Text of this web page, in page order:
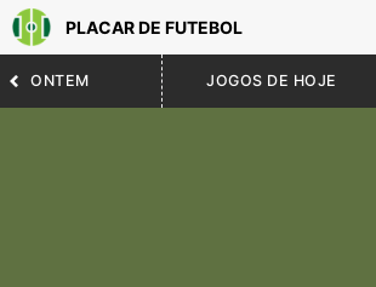
PLACAR DE FUTEBOL
ONTEM JOGOS DE HOJE